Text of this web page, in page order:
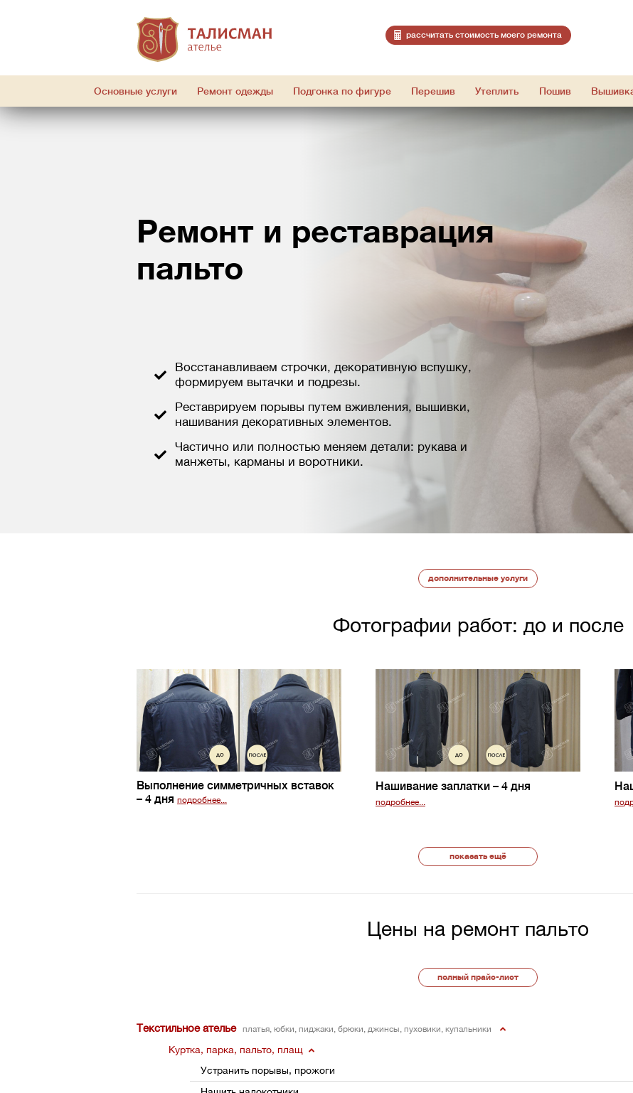
расcчитать стоимость моего ремонта
Основные услуги Ремонт одежды Подгонка по фигуре Перешив Утеплить Пошив
Ремонт и реставрация
пальто
Восстанавливаем строчки, декоративную вспушку,
формируем вытачки и подрезы.
Реставрируем порывы путем вживления, вышивки,
нашивания декоративных элементов.
Частично или полностью меняем детали: рукава и
манжеты, карманы и воротники.
дополнительные услуги
Фотографии работ: до и после
Выполнение симметричных вставок
– 4 дня подробнее...
Нашивание заплатки – 4 дня
подробнее...
показать ещё
Цены на ремонт пальто
полный прайс-лист
Текстильное ателье платья, юбки, пиджаки, брюки, джинсы, пуховики, купальники
Куртка, парка, пальто, плащ
Устранить порывы, прожоги